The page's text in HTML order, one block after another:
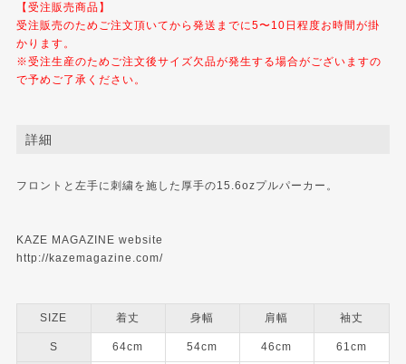
【受注販売商品】
受注販売のためご注文頂いてから発送までに5〜10日程度お時間が掛
かります。
※受注生産のためご注文後サイズ欠品が発生する場合がございますの
で予めご了承ください。
詳細
フロントと左手に刺繍を施した厚手の15.6ozプルパーカー。
KAZE MAGAZINE website
http://kazemagazine.com/
SIZE 着丈 身幅 肩幅 袖丈
S 64cm 54cm 46cm 61cm